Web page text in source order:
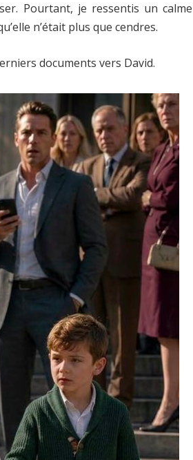
Pourtant, je ressentis un calme
n’était plus que cendres.
documents vers David.